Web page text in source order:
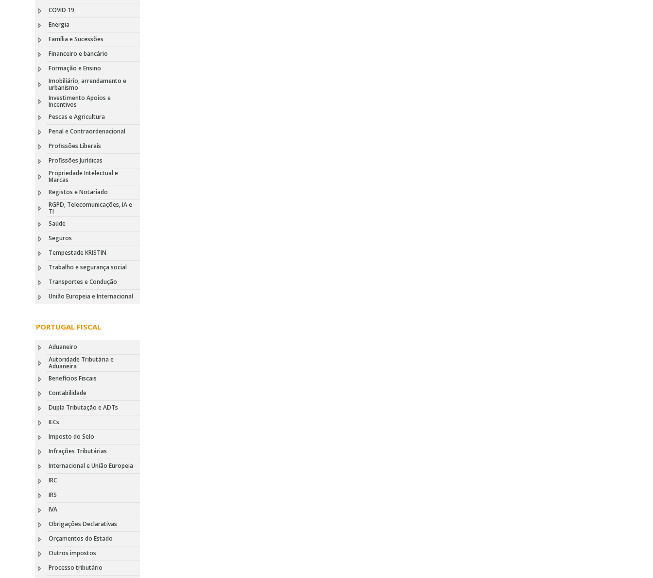
COVID 19
Energia
Família e Sucessões
Financeiro e bancário
Formação e Ensino
Imobiliário, arrendamento e
urbanismo
Investimento Apoios e
Incentivos
Pescas e Agricultura
Penal e Contraordenacional
Profissões Liberais
Profissões Jurídicas
Propriedade Intelectual e
Marcas
Registos e Notariado
RGPD, Telecomunicações, IA e
TI
Saúde
Seguros
Tempestade KRISTIN
Trabalho e segurança social
Transportes e Condução
União Europeia e Internacional
PORTUGAL FISCAL
Aduaneiro
Autoridade Tributária e
Aduaneira
Benefícios Fiscais
Contabilidade
Dupla Tributação e ADTs
IECs
Imposto do Selo
Infrações Tributárias
Internacional e União Europeia
IRC
IRS
IVA
Obrigações Declarativas
Orçamentos do Estado
Outros impostos
Processo tributário